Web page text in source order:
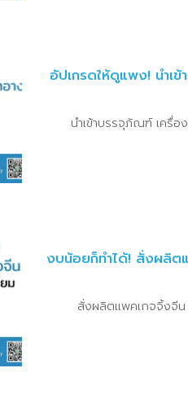
อัปเกรดให้ดูแพง! นำเ
นำเข้าบรรจุภัณฑ์ เครื่อ
งบน้อยก็ทำได้! สั่งผลิต
สั่งผลิตแพคเกจจิ้งจีน